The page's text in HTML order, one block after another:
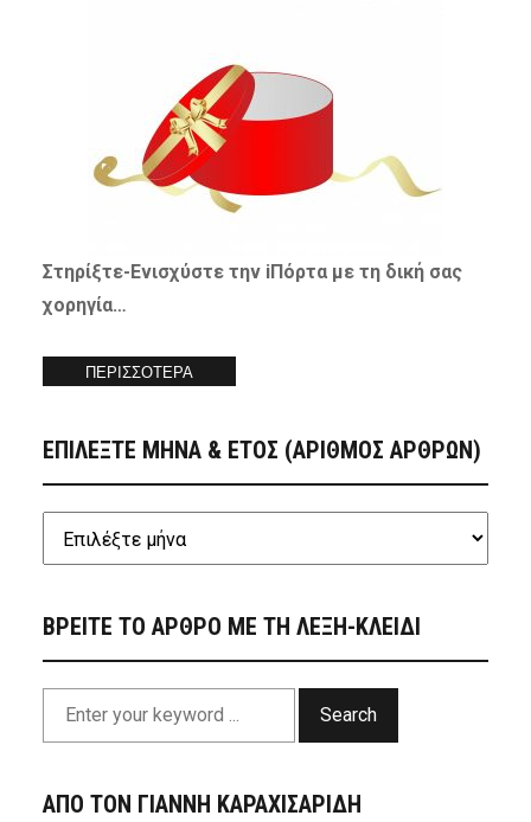
Στηρίξτε-Ενισχύστετην iΠόρτα με τη δική σας
χορηγία…
ΠΕΡΙΣΣΟΤΕΡΑ
ΕΠΙΛΕΞΤΕ ΜΗΝΑ & ΕΤΟΣ (ΑΡΙΘΜΟΣ ΑΡΘΡΩΝ)
ΒΡΕΙΤΕ ΤΟ ΑΡΘΡΟ ΜΕ ΤΗ ΛΕΞΗ-ΚΛΕΙΔΙ
Search
ΑΠΟ ΤΟΝ ΓΙΑΝΝΗ ΚΑΡΑΧΙΣΑΡΙΔΗ